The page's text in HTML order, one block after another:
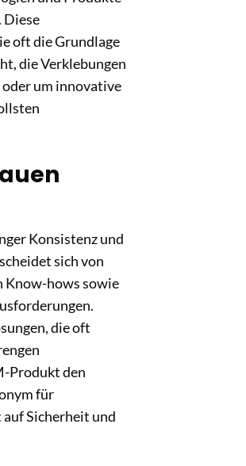
Diese
oft die Grundlage
die Verklebungen
um innovative
Konsistenz und
sich von
Know-hows sowie
die oft
Produkt den
für
Sicherheit und